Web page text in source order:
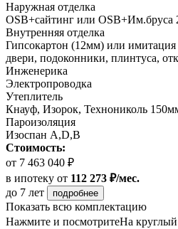
Наружная отделка
OSB+сайтинг или OSB+Им.бруса
Внутренняя отделка
Гипсокартон (12мм) или
двери, подоконники, плинтуса,
Инженерика
Электропроводка
Утеплитель
Кнауф, Изорок, Технониколь
Пароизоляция
Изоспан A,D,B
Стоимость:
от 7 463 040 ₽
в ипотеку от 112 273 ₽/мес.
до 7 лет
подробнее
Показать всю комплектацию
Нажмите и посмотритеНа